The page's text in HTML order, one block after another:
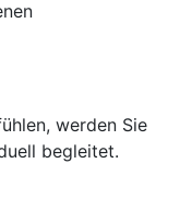
werden Sie
begleitet.